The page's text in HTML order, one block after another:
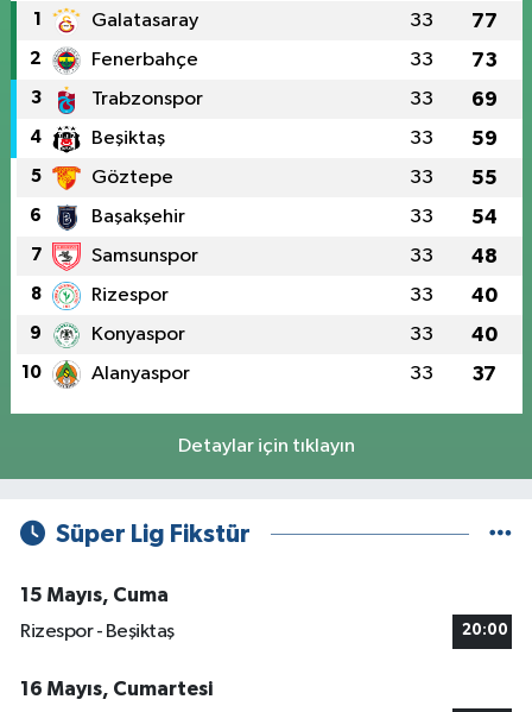
1 Galatasaray 33 77
2 Fenerbahçe 33 73
3 Trabzonspor 33 69
4 Beşiktaş 33 59
5 Göztepe 33 55
6 Başakşehir 33 54
7 Samsunspor 33 48
8 Rizespor 33 40
9 Konyaspor 33 40
10 Alanyaspor 33 37
Detaylar için tıklayın
Süper Lig Fikstür
15 Mayıs, Cuma
Rizespor - Beşiktaş
20:00
16 Mayıs, Cumartesi